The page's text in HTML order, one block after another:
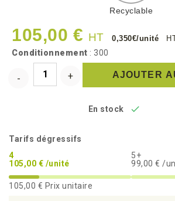
Recyclable
105,00 € HT 0,350€/unité
Conditionnement : 300
AJOUTER
En stock 
Tarifs dégressifs
4
105,00 € /unité
5+
99,00 € /
105,00 € Prix unitaire